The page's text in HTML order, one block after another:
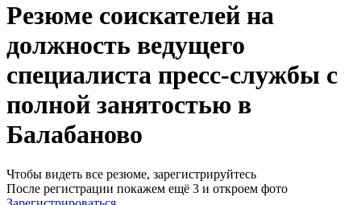
Резюме соискателей на
должность ведущего
специалиста пресс-службы с
полной занятостью в
Балабаново
Чтобы видеть все резюме, зарегистрируйтесь
После регистрации покажем ещё 3 и откроем фото